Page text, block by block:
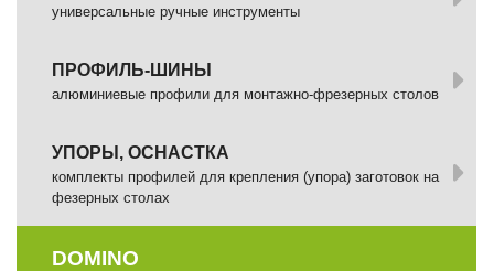
универсальные ручные инструменты
ПРОФИЛЬ-ШИНЫ
алюминиевые профили для монтажно-фрезерных столов
УПОРЫ, ОСНАСТКА
комплекты профилей для крепления (упора) заготовок на
фезерных столах
DOMINO